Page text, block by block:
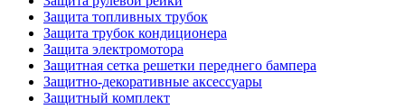
Защита топливных трубок
Защита трубок кондиционера
Защита электромотора
Защитная сетка решетки переднего бампера
Защитно-декоративные аксессуары
Защитный комплект